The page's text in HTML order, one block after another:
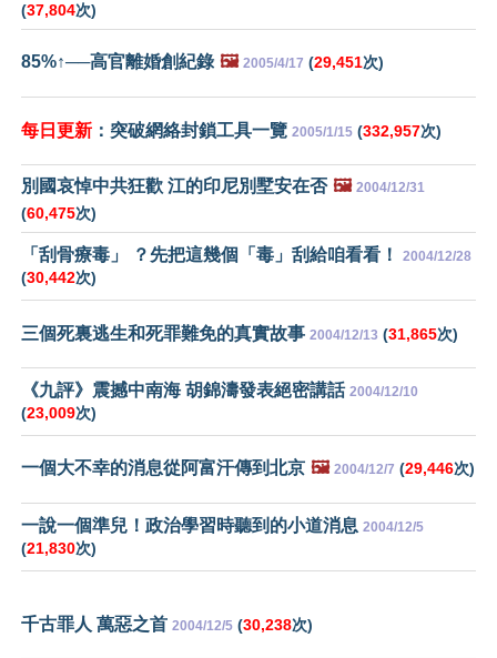
(37,804次)
85%↑──高官離婚創紀錄 🖼️ 2005/4/17 (29,451次)
每日更新 ：突破網絡封鎖工具一覽 2005/1/15 (332,957次)
別國哀悼中共狂歡 江的印尼別墅安在否 🖼️ 2004/12/31
(60,475次)
「刮骨療毒」 ？先把這幾個「毒」刮給咱看看！ 2004/12/28
(30,442次)
三個死裏逃生和死罪難免的真實故事 2004/12/13 (31,865次)
《九評》震撼中南海 胡錦濤發表絕密講話 2004/12/10
(23,009次)
一個大不幸的消息從阿富汗傳到北京 🖼️ 2004/12/7 (29,446次)
一說一個準兒！政治學習時聽到的小道消息 2004/12/5
(21,830次)
千古罪人 萬惡之首 2004/12/5 (30,238次)